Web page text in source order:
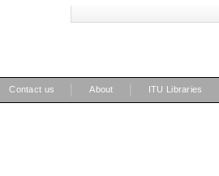
Contact us About ITU Libraries